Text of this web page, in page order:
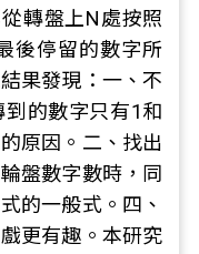
轉盤上N處按照
後停留的數字所
果發現：一、不
的數字只有1和
原因。二、找出
盤數字數時，同
的一般式。四、
更有趣。本研究